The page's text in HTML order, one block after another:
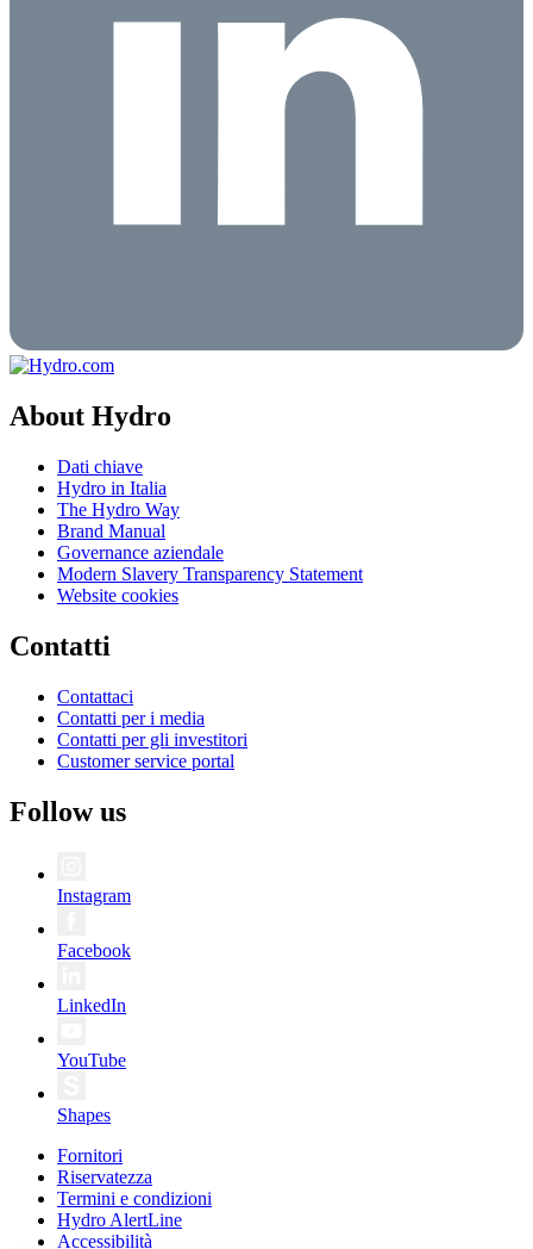
About Hydro
Dati chiave
Hydro in Italia
The Hydro Way
Brand Manual
Governance aziendale
Modern Slavery Transparency Statement
Website cookies
Contatti
Contattaci
Contatti per i media
Contatti per gli investitori
Customer service portal
Follow us
Instagram
Facebook
LinkedIn
YouTube
Shapes
Fornitori
Riservatezza
Termini e condizioni
Hydro AlertLine
Accessibilità